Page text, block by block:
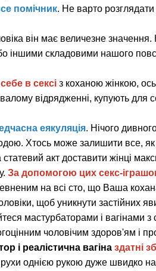
помічник. Не варто розглядати
він має величезне
іншими складовими нашого
в сексі з коханою жінкою,
відрядженні, купують
еякуляція. Нічого
Хтось може залишити все, як
акт доставити жінці
За допомогою цих секс-
на всі сто, що Ваша
щоб уникнути застійних
мастурбаторами і вагінами
чоловічим здоров'ям і
і реалістична вагіна здатні
однією рукою дуже швидко